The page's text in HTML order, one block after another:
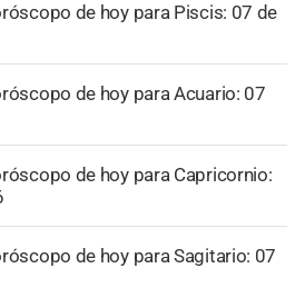
de hoy para Piscis: 07 de
de hoy para Acuario: 07
de hoy para Capricornio:
de hoy para Sagitario: 07